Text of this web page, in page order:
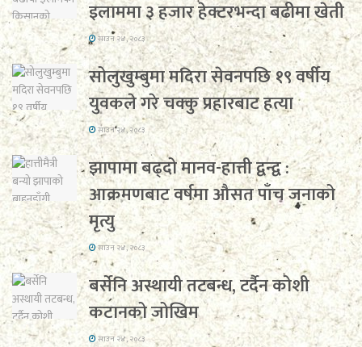
इलाममा ३ हजार हेक्टरभन्दा बढीमा खेती
साउन २४, २०८३
सोलुखुम्बुमा मदिरा सेवनपछि १९ वर्षीय
युवकले गरे चक्कु प्रहारबाट हत्या
साउन २४, २०८३
झापामा बढ्दो मानव-हात्ती द्वन्द्व :
आक्रमणबाट वर्षमा औसत पाँच जनाको
मृत्यु
साउन २४, २०८३
बर्सेनि अस्थायी तटबन्ध, टर्दैन कोशी
कटानको जोखिम
साउन २४, २०८३